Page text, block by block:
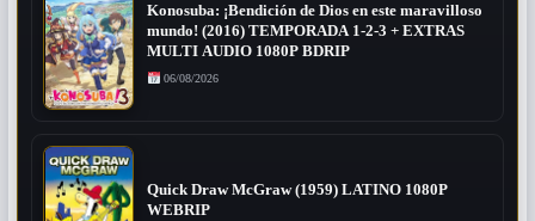
Konosuba: ¡Bendición de Dios en este maravilloso
mundo! (2016) TEMPORADA 1-2-3 + EXTRAS
MULTI AUDIO 1080P BDRIP
06/08/2026
Quick Draw McGraw (1959) LATINO 1080P
WEBRIP